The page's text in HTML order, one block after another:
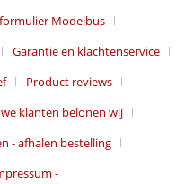
Modelbus
Garantie en klachtenservice
Product reviews
klanten belonen wij
- afhalen bestelling
-